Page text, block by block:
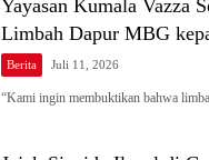
Yayasan Kumala Vazza
Limbah Dapur MBG
Berita Juli 11, 2026
“Kami ingin membuktikan bahwa